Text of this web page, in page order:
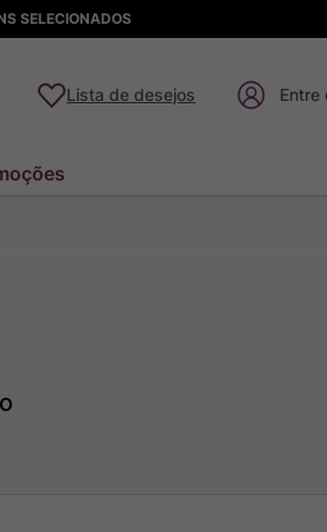
SELECIONADOS
Lista de desejos